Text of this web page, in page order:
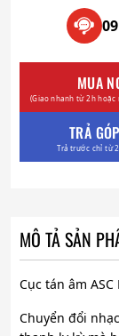
MUA
(Giao nhanh từ 2h hoặc
TRẢ
Trả trước chỉ từ
MÔ TẢ SẢN
Cục tán âm
Chuyển đổi